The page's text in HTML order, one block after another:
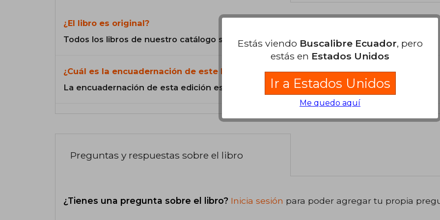
¿El libro es original?
Todos los libros de nuestro catálogo son Originales.
¿Cuál es la encuadernación de este libro?
La encuadernación de esta edición es Tapa Blanda.
Preguntas y respuestas sobre el libro
¿Tienes una pregunta sobre el libro? Inicia sesión para poder agregar tu propia
Estás viendo Buscalibre Ecuador, pero
estás en Estados Unidos
Ir a Estados Unidos
Me quedo aquí